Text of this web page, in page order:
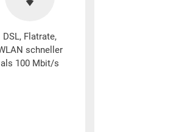
DSL, Flatrate,
schneller
als 100 Mbit/s